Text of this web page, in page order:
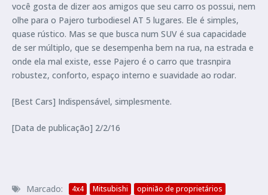
você gosta de dizer aos amigos que seu carro os possui, nem
olhe para o Pajero turbodiesel AT 5 lugares. Ele é simples,
quase rústico. Mas se que busca num SUV é sua capacidade
de ser múltiplo, que se desempenha bem na rua, na estrada e
onde ela mal existe, esse Pajero é o carro que trasnpira
robustez, conforto, espaço interno e suavidade ao rodar.
[Best Cars] Indispensável, simplesmente.
[Data de publicação] 2/2/16
Marcado: 4x4 Mitsubishi
opinião de proprietários